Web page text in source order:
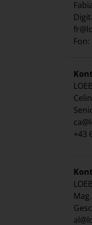
+43